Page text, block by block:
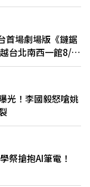
首場劇場版《鏈鋸
台北南西一館8/6
光！李國毅怒嗆姚
祭搶抱AI筆電！